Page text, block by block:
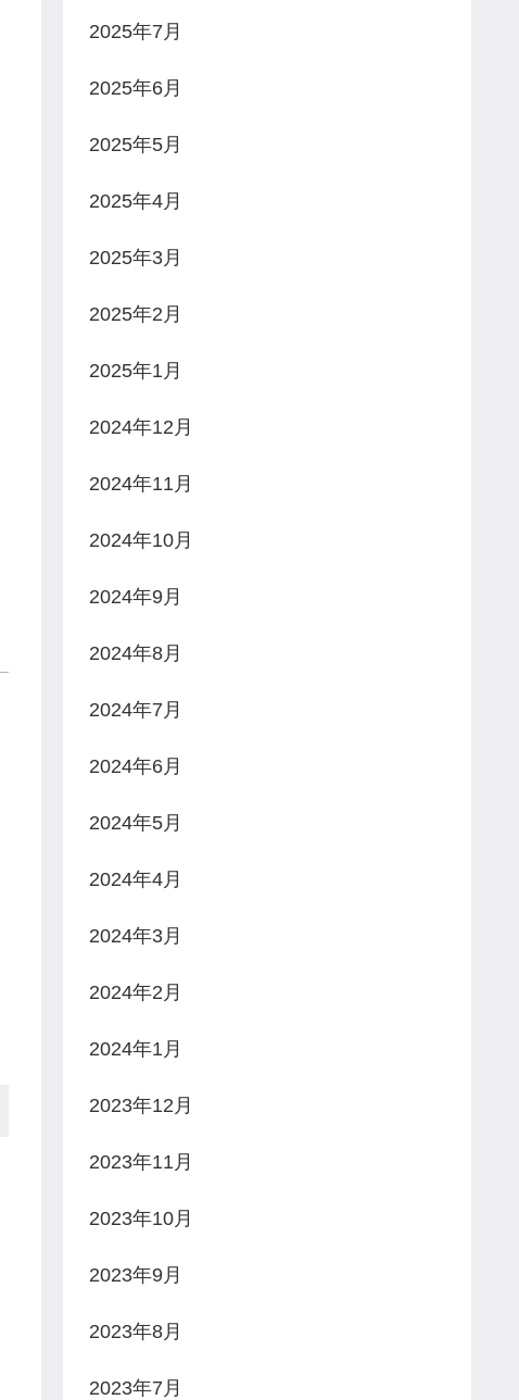
2025年7月
2025年6月
2025年5月
2025年4月
2025年3月
2025年2月
2025年1月
2024年12月
2024年11月
2024年10月
2024年9月
2024年8月
2024年7月
2024年6月
2024年5月
2024年4月
2024年3月
2024年2月
2024年1月
2023年12月
2023年11月
2023年10月
2023年9月
2023年8月
2023年7月